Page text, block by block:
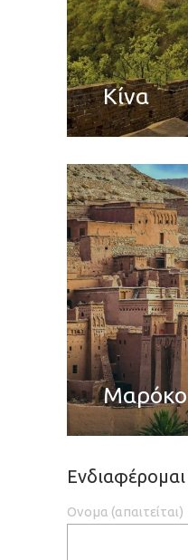
Κίνα
Μαρόκο
Ενδιαφέρομαι
Ονομα (απαιτείται)